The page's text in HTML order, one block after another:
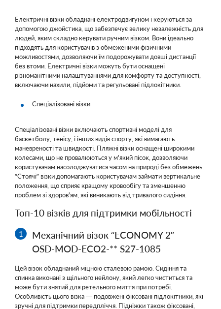
Електричні візки обладнані електродвигуном і керуються за
допомогою джойстика, що забезпечує велику незалежність для
людей, яким складно керувати ручним візком. Вони ідеально
підходять для користувачів з обмеженими фізичними
можливостями, дозволяючи їм подорожувати довші дистанції
без втоми. Електричні візки можуть бути оснащені
різноманітними налаштуваннями для комфорту та доступності,
включаючи нахили, підйоми та регульовані підлокітники.
Спеціалізовані візки
Спеціалізовані візки включають спортивні моделі для
баскетболу, тенісу, і інших видів спорту, які вимагають
маневреності та швидкості. Пляжні візки оснащені широкими
колесами, що не провалюються у м'який пісок, дозволяючи
користувачам насолоджуватися часом на природі без обмежень.
“Стоячі” візки допомагають користувачам займати вертикальне
положення, що сприяє кращому кровообігу та зменшенню
проблем зі здоров'ям, які виникають від тривалого сидіння.
Топ-10 візків для підтримки мобільності
Механічний візок “ECONOMY 2”
OSD-MOD-ECO2-** S27-1085
Цей візок обладнаний міцною сталевою рамою. Сидіння та
спинка виконані з щільного нейлону, який легко чиститься та
може бути знятий для ретельного миття при потребі.
Особливість цього візка — подовжені фіксовані підлокітники, які
зручні для підтримки передпліччя. Підніжки також фіксовані,